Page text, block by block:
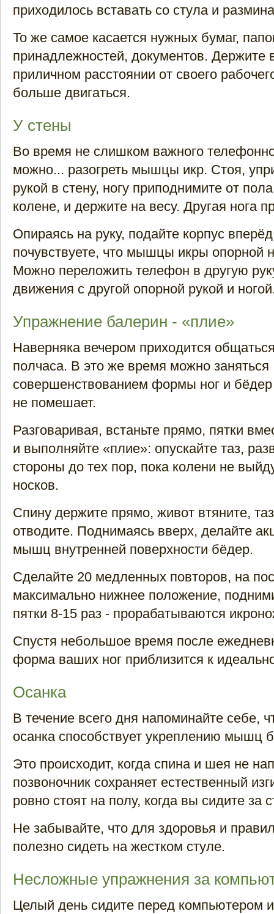
приходилось вставать со стула и
То же самое касается нужных бумаг,
принадлежностей, документов. Держите
приличном расстоянии от своего
больше двигаться.
У стены
Во время не слишком важного
можно... разогреть мышцы икр. Стоя,
рукой в стену, ногу приподнимите от
колене, и держите на весу. Другая нога
Опираясь на руку, подайте корпус
почувствуете, что мышцы икры опорной
Можно переложить телефон в другую
движения с другой опорной рукой и
Упражнение балерин - «плие»
Наверняка вечером приходится
полчаса. В это же время можно заняться
совершенствованием формы ног и бёдер
не помешает.
Разговаривая, встаньте прямо, пятки
и выполняйте «плие»: опускайте таз,
стороны до тех пор, пока колени не
носков.
Спину держите прямо, живот втяните,
отводите. Поднимаясь вверх, делайте
мышц внутренней поверхности бёдер.
Сделайте 20 медленных повторов, на
максимально нижнее положение,
пятки 8-15 раз - прорабатываются
Спустя небольшое время после
форма ваших ног приблизится к
Осанка
В течение всего дня напоминайте себе,
осанка способствует укреплению мышц
Это происходит, когда спина и шея не
позвоночник сохраняет естественный
ровно стоят на полу, когда вы сидите за
Не забывайте, что для здоровья и
полезно сидеть на жестком стуле.
Несложные упражнения за
Целый день сидите перед компьютером